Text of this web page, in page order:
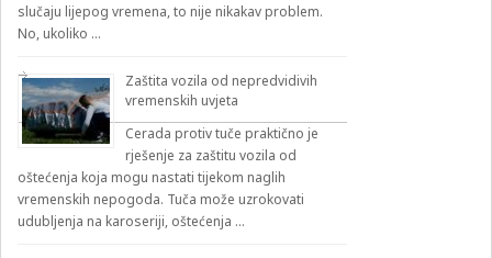
slučaju lijepog vremena, to nije nikakav problem.
No, ukoliko …
Zaštita vozila od nepredvidivih
vremenskih uvjeta
Cerada protiv tuče praktično je
rješenje za zaštitu vozila od
oštećenja koja mogu nastati tijekom naglih
vremenskih nepogoda. Tuča može uzrokovati
udubljenja na karoseriji, oštećenja …